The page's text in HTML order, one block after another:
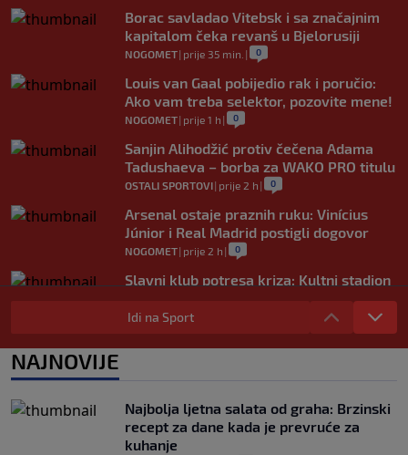
Borac savladao Vitebsk i sa značajnim
kapitalom čeka revanš u Bjelorusiji
NOGOMET| prije 35 min. | 0
Louis van Gaal pobijedio rak i poručio:
Ako vam treba selektor, pozovite mene!
NOGOMET| prije 1 h | 0
Sanjin Alihodžić protiv čečena Adama
Tadushaeva – borba za WAKO PRO titulu
OSTALI SPORTOVI| prije 2 h | 0
Arsenal ostaje praznih ruku: Vinícius
Júnior i Real Madrid postigli dogovor
NOGOMET| prije 2 h | 0
Slavni klub potresa kriza: Kultni stadion
u Italiji bit će prazan na početku sezone,
navijači objavili rat upravi
Idi na Sport
NAJNOVIJE
Najbolja ljetna salata od graha: Brzinski
recept za dane kada je prevruće za
kuhanje